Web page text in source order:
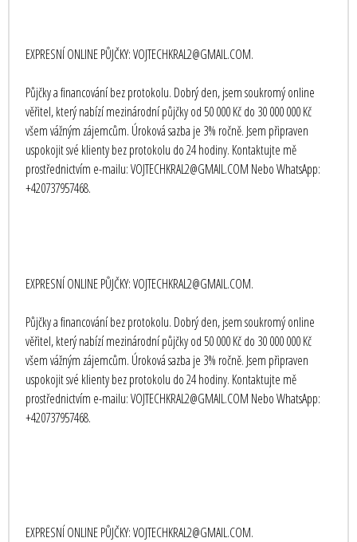
EXPRESNÍ ONLINE PŮJČKY: VOJTECHKRAL2@GMAIL.COM.
Půjčky a financování bez protokolu. Dobrý den, jsem soukromý online
věřitel, který nabízí mezinárodní půjčky od 50 000 Kč do 30 000 000 Kč
všem vážným zájemcům. Úroková sazba je 3% ročně. Jsem připraven
uspokojit své klienty bez protokolu do 24 hodiny. Kontaktujte mě
prostřednictvím e-mailu: VOJTECHKRAL2@GMAIL.COM Nebo WhatsApp:
+420737957468.
EXPRESNÍ ONLINE PŮJČKY: VOJTECHKRAL2@GMAIL.COM.
Půjčky a financování bez protokolu. Dobrý den, jsem soukromý online
věřitel, který nabízí mezinárodní půjčky od 50 000 Kč do 30 000 000 Kč
všem vážným zájemcům. Úroková sazba je 3% ročně. Jsem připraven
uspokojit své klienty bez protokolu do 24 hodiny. Kontaktujte mě
prostřednictvím e-mailu: VOJTECHKRAL2@GMAIL.COM Nebo WhatsApp:
+420737957468.
EXPRESNÍ ONLINE PŮJČKY: VOJTECHKRAL2@GMAIL.COM.